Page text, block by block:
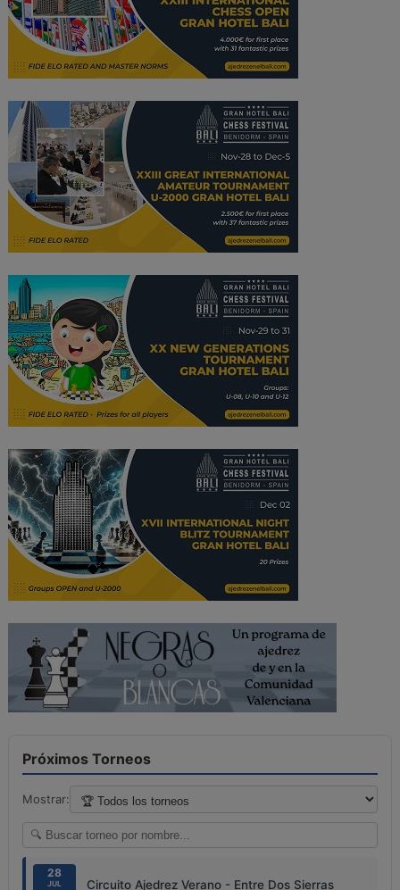
Próximos Torneos
Mostrar:
28
JUL Circuito Ajedrez Verano - Entre Dos Sierras